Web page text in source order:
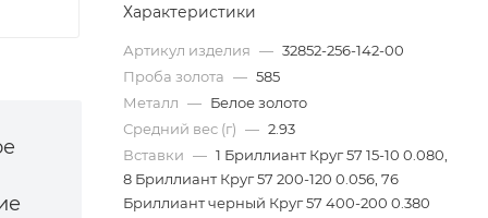
Характеристики
Артикул изделия — 32852-256-142-00
Проба золота — 585
Металл — Белое золото
Средний вес (г) — 2.93
Вставки — 1 Бриллиант Круг 57 15-10 0.080,
8 Бриллиант Круг 57 200-120 0.056, 76
Бриллиант черный Круг 57 400-200 0.380